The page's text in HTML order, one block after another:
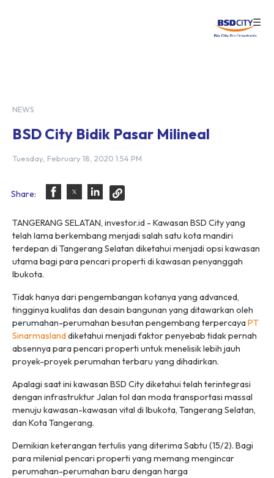
☰
NEWS
BSD City Bidik Pasar Milineal
Tuesday, February 18, 2020 1:54 PM
Share:
TANGERANG SELATAN, investor.id - Kawasan BSD City yang
telah lama berkembang menjadi salah satu kota mandiri
terdepan di Tangerang Selatan diketahui menjadi opsi kawasan
utama bagi para pencari properti di kawasan penyanggah
Ibukota.
Tidak hanya dari pengembangan kotanya yang advanced,
tingginya kualitas dan desain bangunan yang ditawarkan oleh
perumahan-perumahan besutan pengembang terpercayaPT
Sinarmaslanddiketahui menjadi faktor penyebab tidak pernah
absennya para pencari properti untuk menelisik lebih jauh
proyek-proyek perumahan terbaru yang dihadirkan.
Apalagi saat ini kawasan BSD City diketahui telah terintegrasi
dengan infrastruktur Jalan tol dan moda transportasi massal
menuju kawasan-kawasan vital di Ibukota, Tangerang Selatan,
dan Kota Tangerang.
Demikian keterangan tertulis yang diterima Sabtu (15/2). Bagi
para milenial pencari properti yang memang mengincar
perumahan-perumahan baru dengan harga